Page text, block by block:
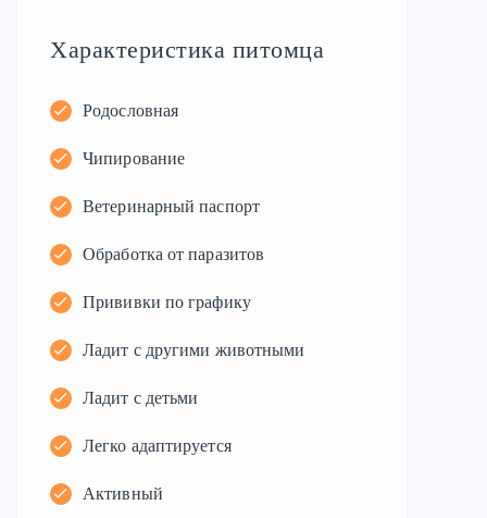
Характеристика питомца
Родословная
Чипирование
Ветеринарный паспорт
Обработка от паразитов
Прививки по графику
Ладит с другими животными
Ладит с детьми
Легко адаптируется
Активный